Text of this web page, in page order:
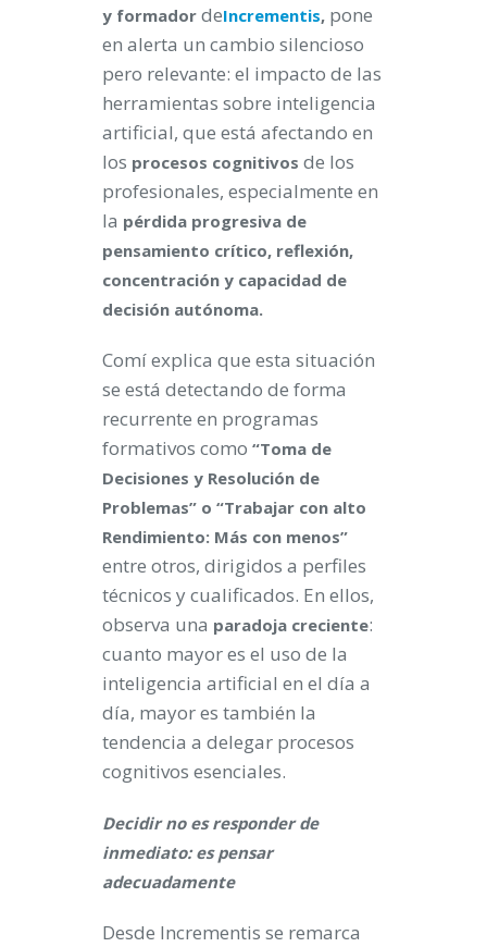
y formador deIncrementis, pone
en alerta un cambio silencioso
pero relevante: el impacto de las
herramientas sobre inteligencia
artificial, que está afectando en
los procesos cognitivos de los
profesionales, especialmente en
la pérdida progresiva de
pensamiento crítico, reflexión,
concentración y capacidad de
decisión autónoma.
Comí explica que esta situación
se está detectando de forma
recurrente en programas
formativos como “Toma de
Decisiones y Resolución de
Problemas” o “Trabajar con alto
Rendimiento: Más con menos”
entre otros, dirigidos a perfiles
técnicos y cualificados. En ellos,
observa una paradoja creciente:
cuanto mayor es el uso de la
inteligencia artificial en el día a
día, mayor es también la
tendencia a delegar procesos
cognitivos esenciales.
Decidir no es responder de
inmediato: es pensar
adecuadamente
Desde Incrementis se remarca